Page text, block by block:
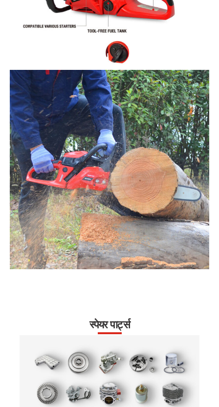
स्पेयर पार्ट्स